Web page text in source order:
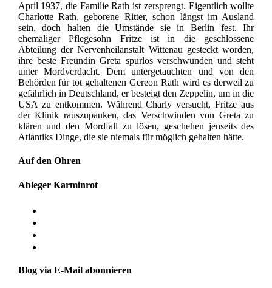
April 1937, die Familie Rath ist zersprengt. Eigentlich wollte
Charlotte Rath, geborene Ritter, schon längst im Ausland
sein, doch halten die Umstände sie in Berlin fest. Ihr
ehemaliger Pflegesohn Fritze ist in die geschlossene
Abteilung der Nervenheilanstalt Wittenau gesteckt worden,
ihre beste Freundin Greta spurlos verschwunden und steht
unter Mordverdacht. Dem untergetauchten und von den
Behörden für tot gehaltenen Gereon Rath wird es derweil zu
gefährlich in Deutschland, er besteigt den Zeppelin, um in die
USA zu entkommen. Während Charly versucht, Fritze aus
der Klinik rauszupauken, das Verschwinden von Greta zu
klären und den Mordfall zu lösen, geschehen jenseits des
Atlantiks Dinge, die sie niemals für möglich gehalten hätte.
Auf den Ohren
Ableger Karminrot
Blog via E-Mail abonnieren